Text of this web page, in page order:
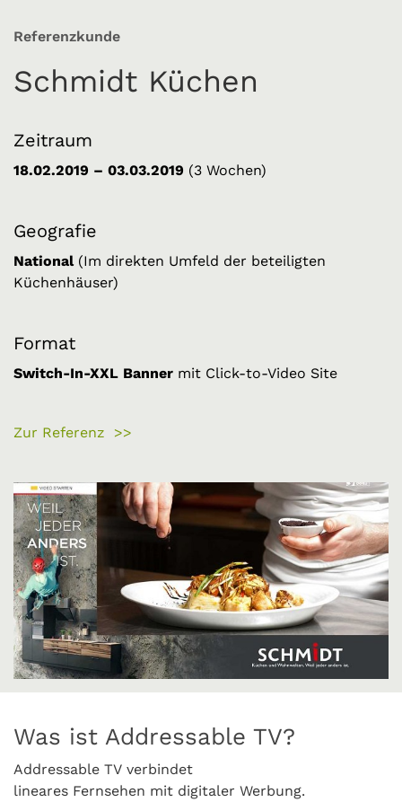
Referenzkunde
Schmidt Küchen
Zeitraum
18.02.2019 – 03.03.2019 (3 Wochen)
Geografie
National (Im direkten Umfeld der beteiligten
Küchenhäuser)
Format
Switch-In-XXL Banner mit Click-to-Video Site
Zur Referenz >>
Was ist Addressable TV?
Addressable TV verbindet
lineares Fernsehen mit digitaler Werbung.